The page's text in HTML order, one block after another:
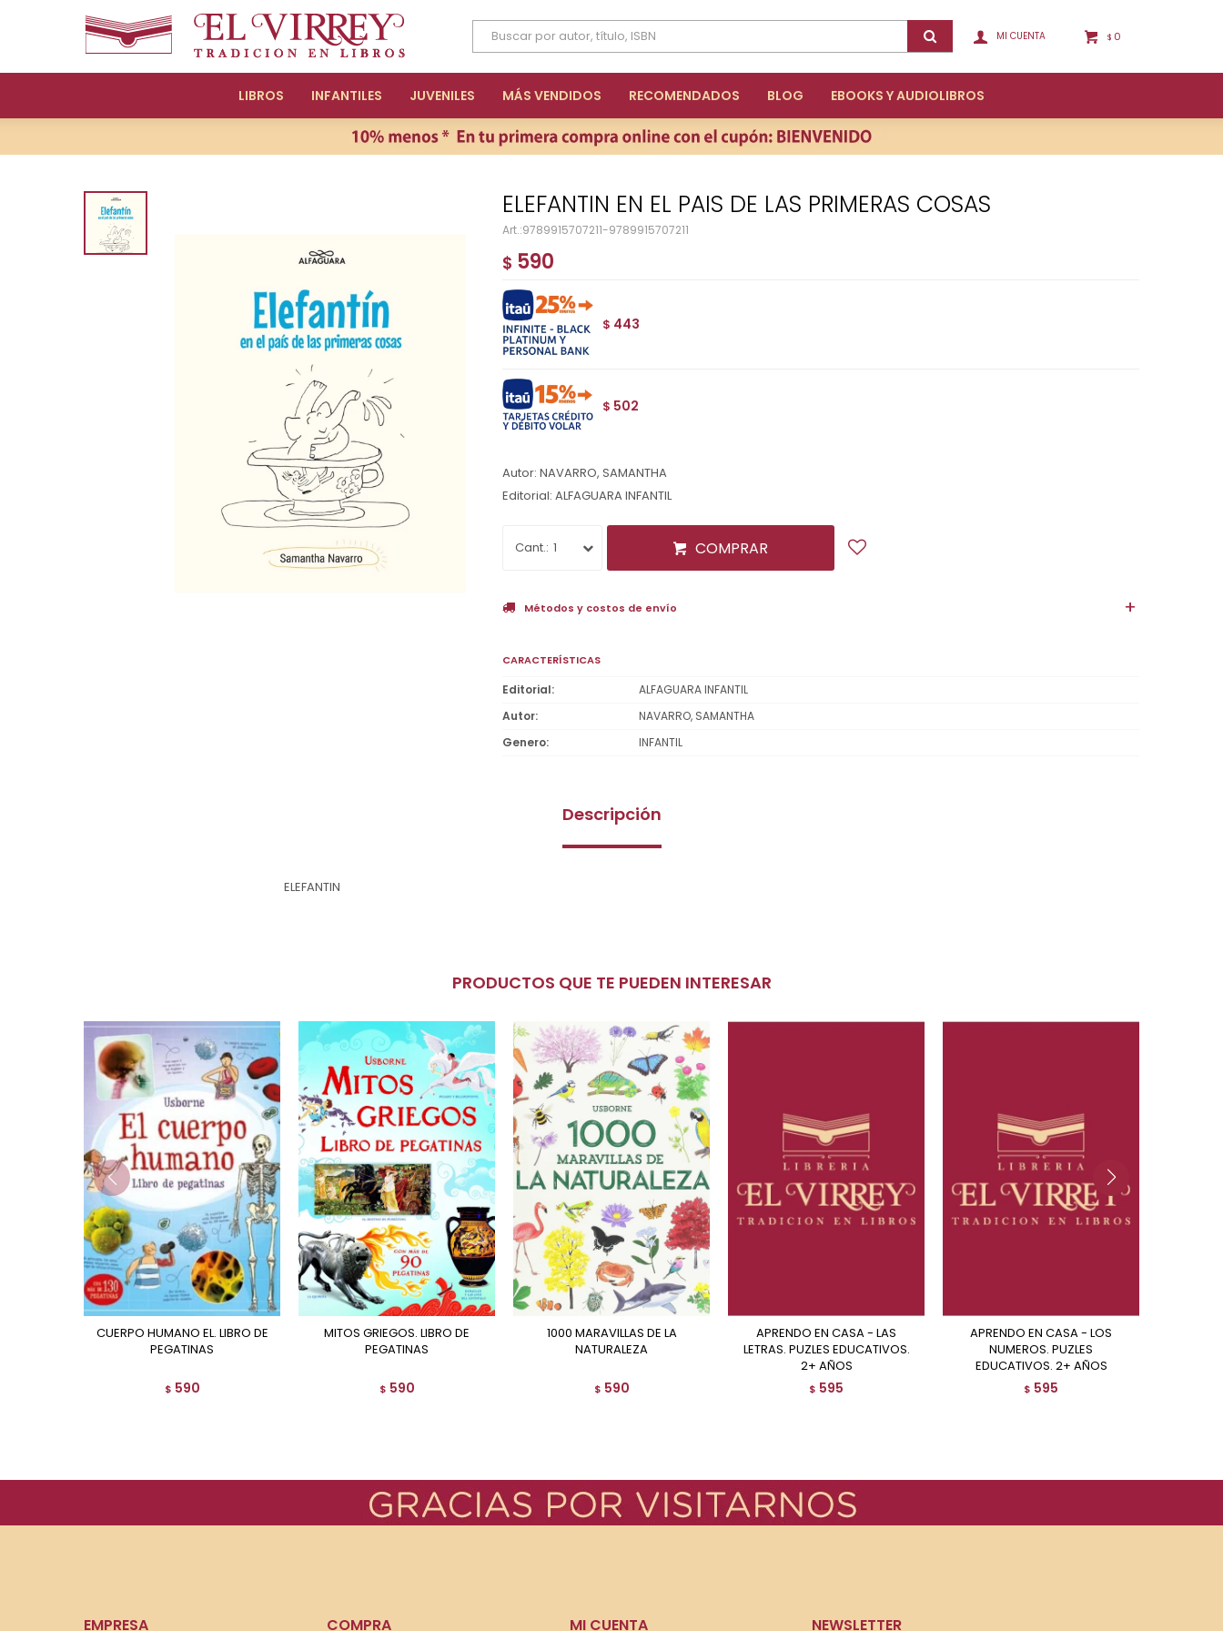
LIBROS INFANTILES JUVENILES MÁS VENDIDOS RECOMENDADOS BLOG EBOOKS Y AUDIOLIBROS
$ 0
ELEFANTIN EN EL PAIS DE LAS PRIMERAS COSAS
9789915707211-9789915707211
$ 590
$ 443
$ 502
Autor: NAVARRO, SAMANTHA
Editorial: ALFAGUARA INFANTIL
1 COMPRAR
Métodos y costos de envío
CARACTERÍSTICAS
Editorial
ALFAGUARA INFANTIL
Autor
NAVARRO, SAMANTHA
Genero
INFANTIL
Descripción
ELEFANTIN
PRODUCTOS QUE TE PUEDEN INTERESAR
CUERPO HUMANO EL. LIBRO DE
PEGATINAS
$ 590
MITOS GRIEGOS. LIBRO DE
PEGATINAS
$ 590
1000 MARAVILLAS DE LA
NATURALEZA
$ 590
APRENDO EN CASA - LAS
LETRAS. PUZLES EDUCATIVOS.
2+ AÑOS
$ 595
APRENDO EN CASA - LOS
NUMEROS. PUZLES
EDUCATIVOS. 2+ AÑOS
$ 595
EMPRESA COMPRA MI CUENTA NEWSLETTER